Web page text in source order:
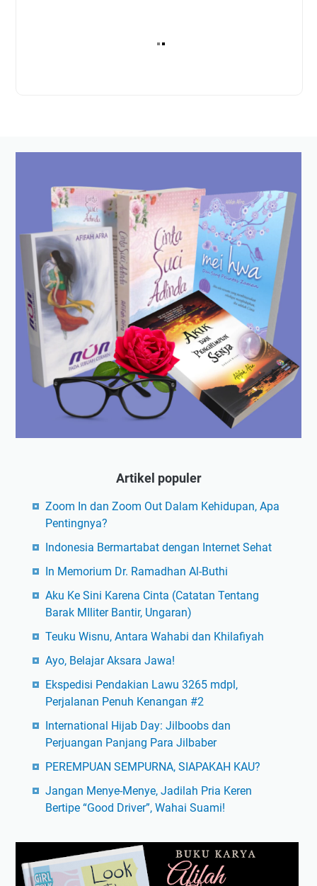
Artikel populer
Zoom In dan Zoom Out Dalam Kehidupan, Apa
Pentingnya?
Indonesia Bermartabat dengan Internet Sehat
In Memorium Dr. Ramadhan Al-Buthi
Aku Ke Sini Karena Cinta (Catatan Tentang
Barak MIliter Bantir, Ungaran)
Teuku Wisnu, Antara Wahabi dan Khilafiyah
Ayo, Belajar Aksara Jawa!
Ekspedisi Pendakian Lawu 3265 mdpl,
Perjalanan Penuh Kenangan #2
International Hijab Day: Jilboobs dan
Perjuangan Panjang Para Jilbaber
PEREMPUAN SEMPURNA, SIAPAKAH KAU?
Jangan Menye-Menye, Jadilah Pria Keren
Bertipe “Good Driver”, Wahai Suami!